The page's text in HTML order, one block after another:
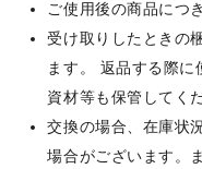
ご使用後の商品につ
受け取りしたときの
ます。 返品する際に
資材等も保管してく
交換の場合、在庫状
場合がございます。